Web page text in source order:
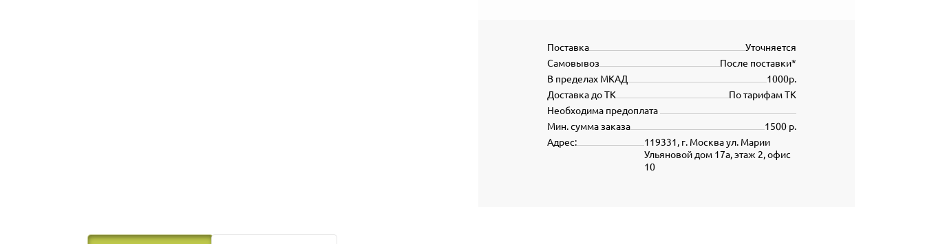
Уточняется
Поставка
После поставки*
Самовывоз
1000р.
В пределах МКАД
По тарифам ТК
Доставка до ТК
Необходима предоплата
1500 р.
Мин. сумма заказа
119331, г. Москва ул. Марии
Ульяновой дом 17а, этаж 2, офис
10
Адрес: